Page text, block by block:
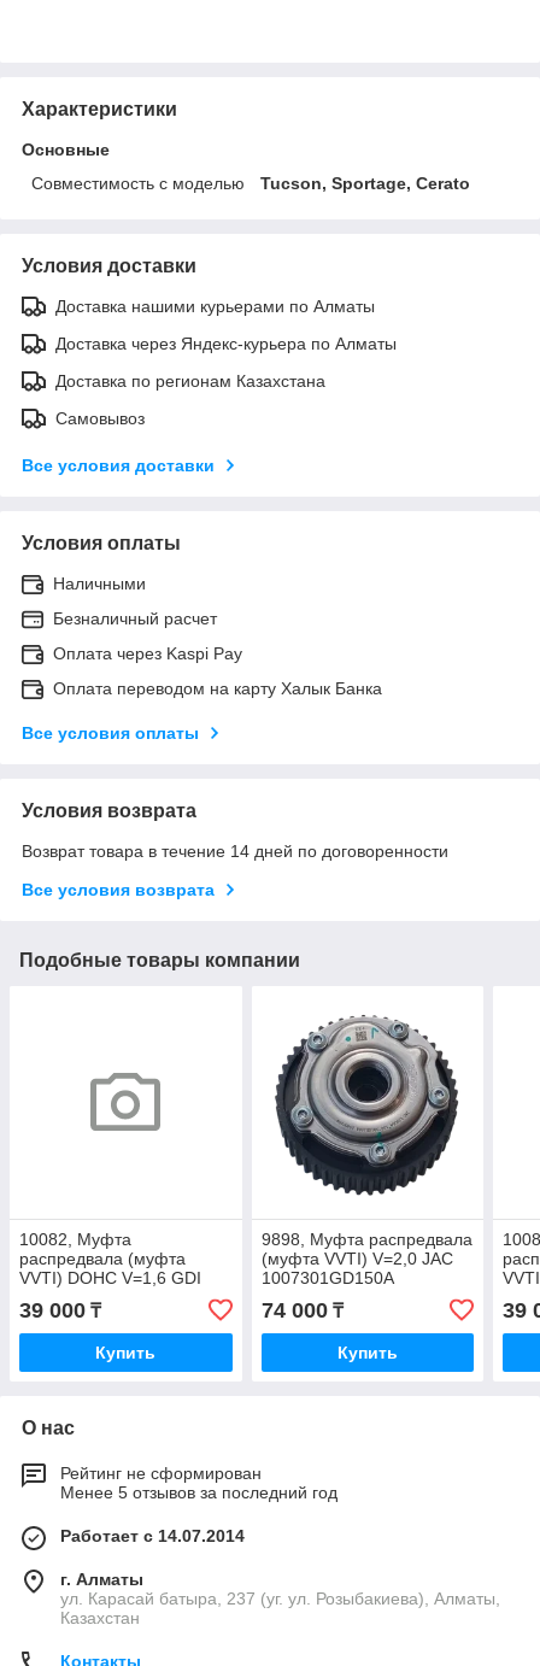
Характеристики
Основные
Совместимость с моделью
Tucson, Sportage, Cerato
Условия доставки
Доставка нашими курьерами по Алматы
Доставка через Яндекс-курьера по Алматы
Доставка по регионам Казахстана
Самовывоз
Все условия доставки
Условия оплаты
Наличными
Безналичный расчет
Оплата через Kaspi Pay
Оплата переводом на карту Халык Банка
Все условия оплаты
Условия возврата
Возврат товара в течение 14 дней по договоренности
Все условия возврата
Подобные товары компании
10082, Муфта
распредвала (муфта
VVTI) DOHC V=1,6 GDI
39 000 ₸
Купить
9898, Муфта распредвала
(муфта VVTI) V=2,0 JAC
1007301GD150A
74 000₸
Купить
39
О нас
Рейтинг не сформирован
Менее 5 отзывов за последний год
Работает с 14.07.2014
г. Алматы
ул. Карасай батыра, 237 (уг. ул. Розыбакиева), Алматы,
Казахстан
Контакты